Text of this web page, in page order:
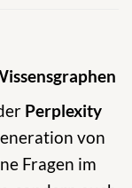
Perplexity
von
Fragen im